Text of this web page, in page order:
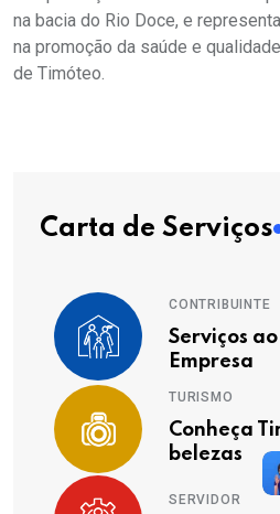
na bacia do Rio Doce, e
na promoção da saúde e
de Timóteo.
Carta de Serviços
CONTRIBUINTE
Serviços
Empresa
TURISMO
Conheça
belezas
SERVIDOR